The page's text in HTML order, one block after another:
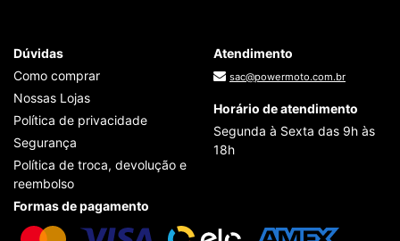
Dúvidas
Como comprar
Nossas Lojas
Política de privacidade
Segurança
Política de troca, devolução e
reembolso
Atendimento
sac@powermoto.com.br
Horário de atendimento
Segunda à Sexta das 9h às
18h
Formas de pagamento